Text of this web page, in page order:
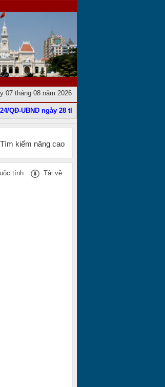
07 tháng 08 năm 2026
UBND ngày 28 tháng 11 năm 2024
Tìm kiếm nâng cao
tính Tải về